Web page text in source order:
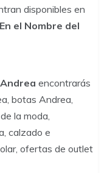
disponibles en
el Nombre del
encontrarás
botas Andrea,
la moda,
calzado e
ofertas de outlet